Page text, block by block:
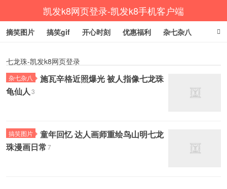
凯发k8网页登录-凯发k8手机客户端
摘笑图片 搞笑gif 开心时刻 优惠福利 杂七杂八
七龙珠-凯发k8网页登录
杂七杂八
施瓦辛格近照爆光 被人指像七龙珠
龟仙人3
搞笑图片
童年回忆 达人画师重绘鸟山明七龙
珠漫画日常7